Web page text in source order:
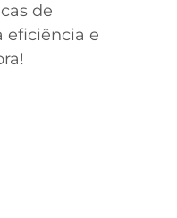
de
eficiência e